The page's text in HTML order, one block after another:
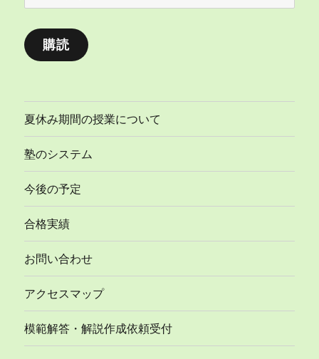
ー
ル
ア
購読
夏休み期間の授業について
塾のシステム
今後の予定
合格実績
お問い合わせ
アクセスマップ
模範解答・解説作成依頼受付